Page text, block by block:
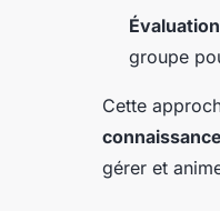
groupe
Cette
gérer et